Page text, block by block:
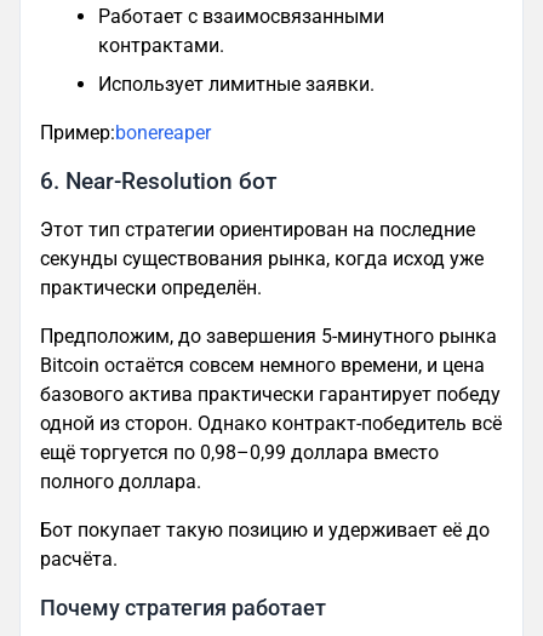
Работает с взаимосвязанными
контрактами.
Использует лимитные заявки.
Пример:bonereaper
6. Near-Resolution бот
Этот тип стратегии ориентирован на последние
секунды существования рынка, когда исход уже
практически определён.
Предположим, до завершения 5-минутного рынка
Bitcoin остаётся совсем немного времени, и цена
базового актива практически гарантирует победу
одной из сторон. Однако контракт-победитель всё
ещё торгуется по 0,98–0,99 доллара вместо
полного доллара.
Бот покупает такую позицию и удерживает её до
расчёта.
Почему стратегия работает